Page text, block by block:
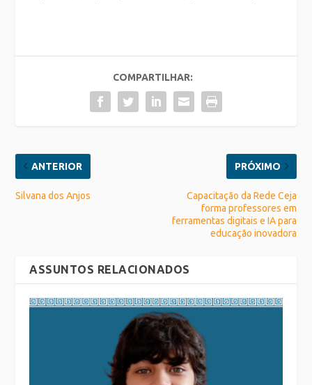
COMPARTILHAR:
ANTERIOR
Silvana dos Anjos
PRÓXIMO
Capacitação da Rede Ceja
forma professores em
ferramentas digitais e IA para
educação inovadora
ASSUNTOS RELACIONADOS